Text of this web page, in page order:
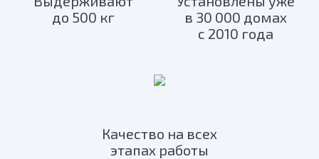
до 500 кг
в 30 000 домах
с 2010 года
Качество на всех
этапах работы